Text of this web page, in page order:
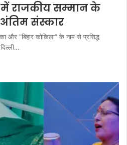
में राजकीय सम्मान के
संस्कार
और “बिहार कोकिला” के नाम से प्रसिद्ध